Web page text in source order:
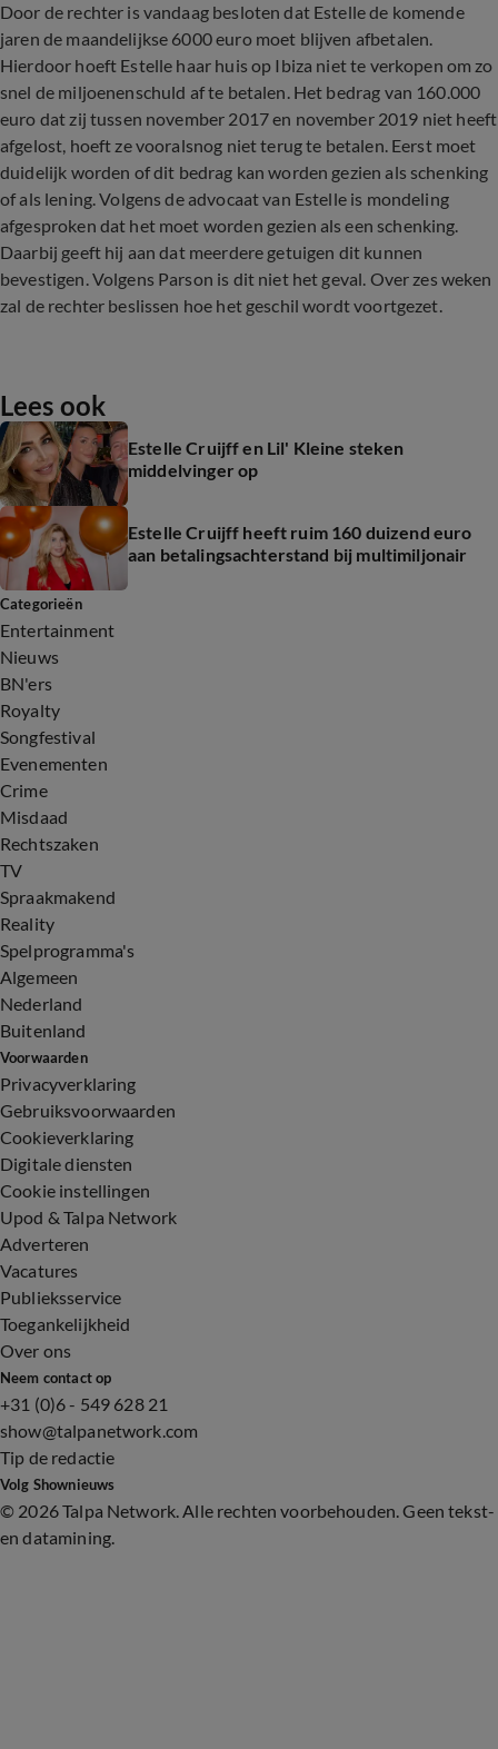
Door de rechter is vandaag besloten dat Estelle de komende
jaren de maandelijkse 6000 euro moet blijven afbetalen.
Hierdoor hoeft Estelle haar huis op Ibiza niet te verkopen om zo
snel de miljoenenschuld af te betalen. Het bedrag van 160.000
euro dat zij tussen november 2017 en november 2019 niet heeft
afgelost, hoeft ze vooralsnog niet terug te betalen. Eerst moet
duidelijk worden of dit bedrag kan worden gezien als schenking
of als lening. Volgens de advocaat van Estelle is mondeling
afgesproken dat het moet worden gezien als een schenking.
Daarbij geeft hij aan dat meerdere getuigen dit kunnen
bevestigen. Volgens Parson is dit niet het geval. Over zes weken
zal de rechter beslissen hoe het geschil wordt voortgezet.
Lees ook
Estelle Cruijff en Lil' Kleine steken
middelvinger op
Estelle Cruijff heeft ruim 160 duizend euro
aan betalingsachterstand bij multimiljonair
Categorieën
Entertainment
Nieuws
BN'ers
Royalty
Songfestival
Evenementen
Crime
Misdaad
Rechtszaken
TV
Spraakmakend
Reality
Spelprogramma's
Algemeen
Nederland
Buitenland
Voorwaarden
Privacyverklaring
Gebruiksvoorwaarden
Cookieverklaring
Digitale diensten
Cookie instellingen
Upod & Talpa Network
Adverteren
Vacatures
Publieksservice
Toegankelijkheid
Over ons
Neem contact op
+31 (0)6 - 549 628 21
show@talpanetwork.com
Tip de redactie
Volg Shownieuws
© 2026 Talpa Network. Alle rechten voorbehouden. Geen tekst-
en datamining.